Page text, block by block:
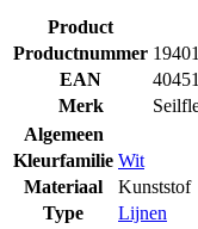
Product
Productnummer
EAN
Merk
Algemeen
Kleurfamilie Wit
Materiaal
Kunststof
Type
Lijnen